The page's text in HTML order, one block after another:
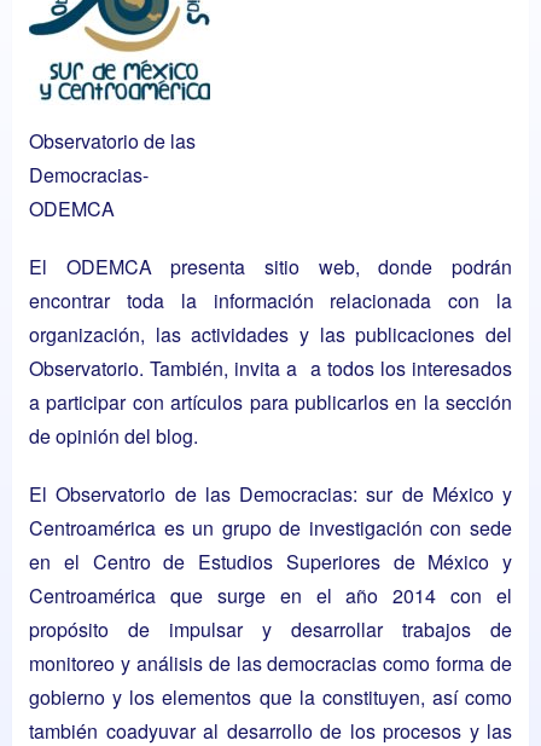
Observatorio de las
Democracias-
ODEMCA
El ODEMCA presenta sitio web, donde podrán
encontrar toda la información relacionada con la
organización, las actividades y las publicaciones del
Observatorio. También, invita a a todos los interesados
a participar con artículos para publicarlos en la sección
de opinión del blog.
El Observatorio de las Democracias: sur de México y
Centroamérica es un grupo de investigación con sede
en el Centro de Estudios Superiores de México y
Centroamérica que surge en el año 2014 con el
propósito de impulsar y desarrollar trabajos de
monitoreo y análisis de las democracias como forma de
gobierno y los elementos que la constituyen, así como
también coadyuvar al desarrollo de los procesos y las